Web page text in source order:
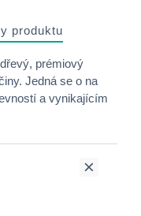
produktu
prémiový
Jedná se o na
a vynikajícím